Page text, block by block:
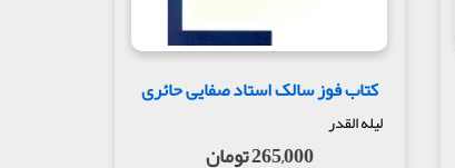
کتاب فوز سالک استاد صفایی حائری
لیله القدر
265,000 تومان